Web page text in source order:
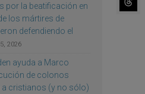
por la beatificación en
los mártires de
defendiendo el
2026
ayuda a Marco
de colonos
a cristianos (y no sólo)